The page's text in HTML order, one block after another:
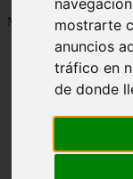
mostrarte
anuncios
tráfico en
de donde
Mostrando 1 - 24 de